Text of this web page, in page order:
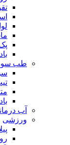
طب
آب
ورزشی